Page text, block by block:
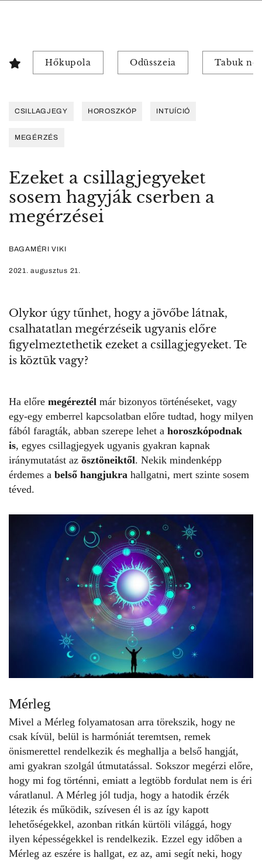
Hőkupola Odüsszeia Tabuk
CSILLAGJEGY HOROSZKÓP INTUÍCIÓ
MEGÉRZÉS
Ezeket a csillagjegyeket
sosem hagyják cserben a
megérzései
BAGAMÉRI VIKI
2021. augusztus 21.
Olykor úgy tűnhet, hogy a jövőbe látnak,
csalhatatlan megérzéseik ugyanis előre
figyelmeztethetik ezeket a csillagjegyeket. Te
is köztük vagy?
Ha előre megéreztél már bizonyos történéseket, vagy
egy-egy emberrel kapcsolatban előre tudtad, hogy milyen
fából faragták, abban szerepe lehet a horoszkópodnak
is, egyes csillagjegyek ugyanis gyakran kapnak
iránymutatást az ösztöneiktől. Nekik mindenképp
érdemes a belső hangjukra hallgatni, mert szinte sosem
téved.
Mérleg
Mivel a Mérleg folyamatosan arra törekszik, hogy ne
csak kívül, belül is harmóniát teremtsen, remek
önismerettel rendelkezik és meghallja a belső hangját,
ami gyakran szolgál útmutatással. Sokszor megérzi előre,
hogy mi fog történni, emiatt a legtöbb fordulat nem is éri
váratlanul. A Mérleg jól tudja, hogy a hatodik érzék
létezik és működik, szívesen él is az így kapott
lehetőségekkel, azonban ritkán kürtöli világgá, hogy
ilyen képességekkel is rendelkezik. Ezzel egy időben a
Mérleg az eszére is hallgat, ez az, ami segít neki, hogy